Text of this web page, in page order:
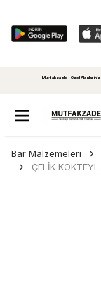
Mutfakzade - Özel
Bar Malzemeleri
ÇELİK